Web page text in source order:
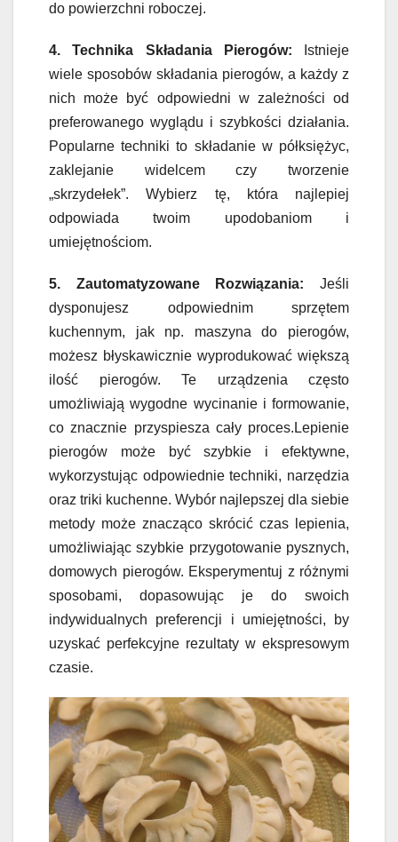
do powierzchni roboczej.
4. Technika Składania Pierogów: Istnieje
wiele sposobów składania pierogów, a każdy z
nich może być odpowiedni w zależności od
preferowanego wyglądu i szybkości działania.
Popularne techniki to składanie w półksiężyc,
zaklejanie widelcem czy tworzenie
„skrzydełek”. Wybierz tę, która najlepiej
odpowiada twoim upodobaniom i
umiejętnościom.
5. Zautomatyzowane Rozwiązania: Jeśli
dysponujesz odpowiednim sprzętem
kuchennym, jak np. maszyna do pierogów,
możesz błyskawicznie wyprodukować większą
ilość pierogów. Te urządzenia często
umożliwiają wygodne wycinanie i formowanie,
co znacznie przyspiesza cały proces.Lepienie
pierogów może być szybkie i efektywne,
wykorzystując odpowiednie techniki, narzędzia
oraz triki kuchenne. Wybór najlepszej dla siebie
metody może znacząco skrócić czas lepienia,
umożliwiając szybkie przygotowanie pysznych,
domowych pierogów. Eksperymentuj z różnymi
sposobami, dopasowując je do swoich
indywidualnych preferencji i umiejętności, by
uzyskać perfekcyjne rezultaty w ekspresowym
czasie.